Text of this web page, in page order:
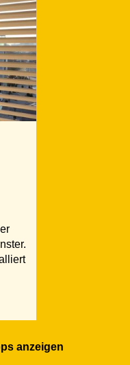
anzeigen